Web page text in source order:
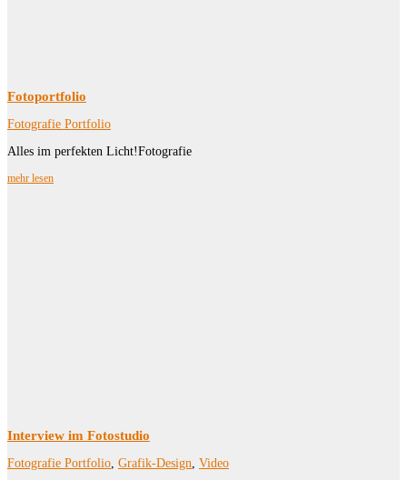
Fotoportfolio
Fotografie Portfolio
Alles im perfekten Licht!Fotografie
mehr lesen
Interview im Fotostudio
Fotografie Portfolio Grafik-Design Video